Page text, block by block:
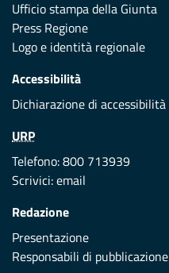
Ufficio stampa della Giunta
Press Regione
Logo e identità regionale
Accessibilità
Dichiarazione di accessibilità
URP
Telefono: 800 713939
Scrivici:email
Redazione
Presentazione
Responsabili di pubblicazione